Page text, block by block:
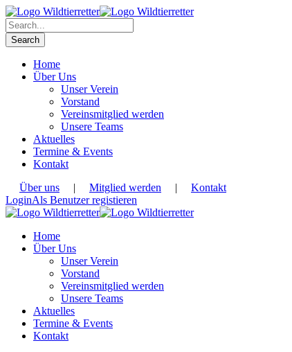
Home
Über Uns
Unser Verein
Vorstand
Vereinsmitglied werden
Unsere Teams
Aktuelles
Termine & Events
Kontakt
Über uns
| Mitglied werden |
Kontakt
LoginAls Benutzer registieren
Home
Über Uns
Unser Verein
Vorstand
Vereinsmitglied werden
Unsere Teams
Aktuelles
Termine & Events
Kontakt